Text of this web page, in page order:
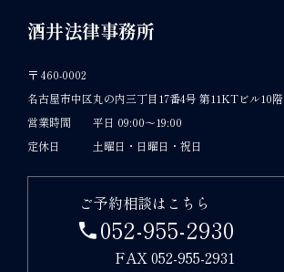
酒井法律事務所
〒 460-0002
名古屋市中区丸の内三丁目17番4号 第11KTビル10階
営業時間
平日 09:00～19:00
定休日
土曜日・日曜日・祝日
ご予約相談はこちら
052-955-2930
FAX 052-955-2931